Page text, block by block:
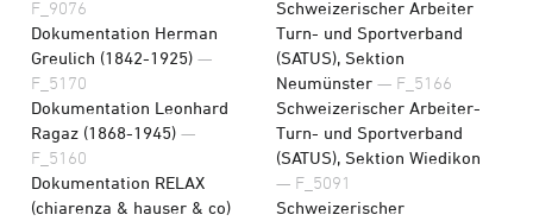
F_9076
Dokumentation Herman
Greulich (1842-1925) —
F_5170
Dokumentation Leonhard
Ragaz (1868-1945) —
F_5160
Dokumentation RELAX
(chiarenza & hauser & co)
Schweizerischer Arbeiter
Turn- und Sportverband
(SATUS), Sektion
Neumünster — F_5166
Schweizerischer Arbeiter-
Turn- und Sportverband
(SATUS), Sektion Wiedikon
— F_5091
Schweizerischer